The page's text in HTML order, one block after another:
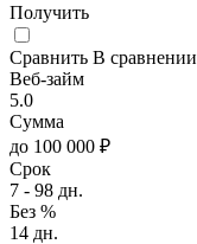
Получить
Сравнить В сравнении
Веб-займ
5.0
Сумма
до 100 000 ₽
Срок
7 - 98 дн.
Без %
14 дн.